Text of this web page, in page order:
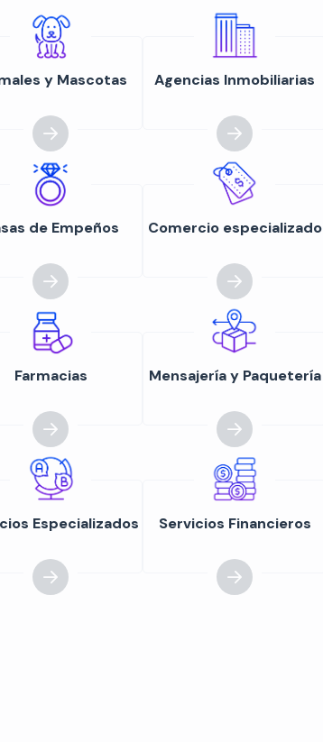
y Mascotas Agencias Inmobiliarias
de Empeños Comercio especializado
Farmacias Mensajería y Paquetería
Especializados Servicios Financieros